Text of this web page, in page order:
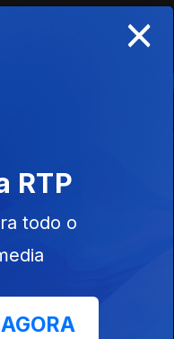
de Séries
de Para
×
RTP
todo o